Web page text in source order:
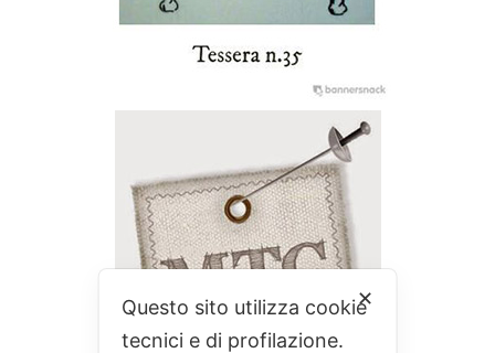
✕
Questo sito utilizza cookie
tecnici e di profilazione.